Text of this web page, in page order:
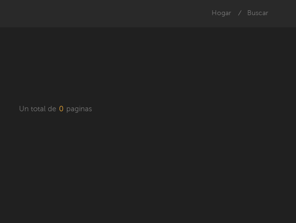
Hogar / Buscar
Un total de 0 paginas